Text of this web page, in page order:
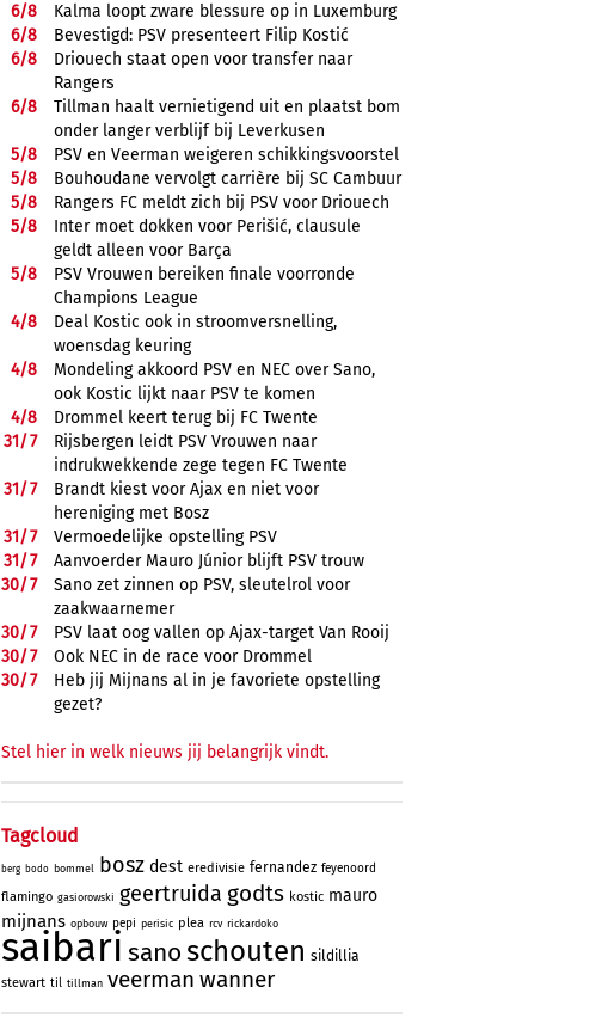
6/8
Kalma loopt zware blessure op in Luxemburg
6/8
Bevestigd: PSV presenteert Filip Kostić
6/8
Driouech staat open voor transfer naar
Rangers
6/8
Tillman haalt vernietigend uit en plaatst bom
onder langer verblijf bij Leverkusen
5/8
PSV en Veerman weigeren schikkingsvoorstel
5/8
Bouhoudane vervolgt carrière bij SC Cambuur
5/8
Rangers FC meldt zich bij PSV voor Driouech
5/8
Inter moet dokken voor Perišić, clausule
geldt alleen voor Barça
5/8
PSV Vrouwen bereiken finale voorronde
Champions League
4/8
Deal Kostic ook in stroomversnelling,
woensdag keuring
4/8
Mondeling akkoord PSV en NEC over Sano,
ook Kostic lijkt naar PSV te komen
4/8
Drommel keert terug bij FC Twente
31/7
Rijsbergen leidt PSV Vrouwen naar
indrukwekkende zege tegen FC Twente
31/7
Brandt kiest voor Ajax en niet voor
hereniging met Bosz
31/7
Vermoedelijke opstelling PSV
31/7
Aanvoerder Mauro Júnior blijft PSV trouw
30/7
Sano zet zinnen op PSV, sleutelrol voor
zaakwaarnemer
30/7
PSV laat oog vallen op Ajax-target Van Rooij
30/7
Ook NEC in de race voor Drommel
30/7
Heb jij Mijnans al in je favoriete opstelling
gezet?
Stel hier in welk nieuws jij belangrijk vindt.
Tagcloud
berg bodo bommel bosz dest eredivisie fernandez feyenoord
flamingo gasiorowski geertruida godts kostic mauro
mijnans opbouw pepi perisic plea rcv rickardoko
saibari sanoschouten sildillia
stewart til tillman veerman wanner